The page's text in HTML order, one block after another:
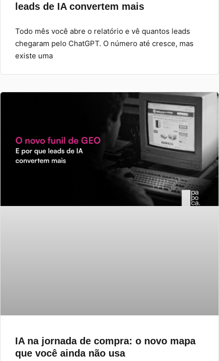
leads de IA convertem mais
Todo mês você abre o relatório e vê quantos leads
chegaram pelo ChatGPT. O número até cresce, mas
existe uma
IA na jornada de compra: o novo mapa
que você ainda não usa